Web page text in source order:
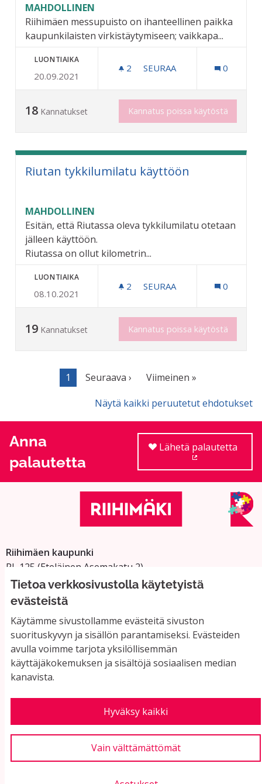
Tietoa verkkosivustolla käytetyistä
evästeistä
Käytämme sivustollamme evästeitä sivuston
suorituskyvyn ja sisällön parantamiseksi. Evästeiden
avulla voimme tarjota yksilöllisemmän
käyttäjäkokemuksen ja sisältöjä sosiaalisen median
kanavista.
Hyväksy kaikki
Vain välttämättömät
MAHDOLLINEN
Riihimäen messupuisto on ihanteellinen paikka
kaupunkilaisten virkistäytymiseen; vaikkapa...
LUONTIAIKA
20.09.2021
2 2 SEURAAJAA
SEURAA 0
18 Kannatukset Kannatus poissa käytöstä
Riutan tykkilumilatu käyttöön
MAHDOLLINEN
Esitän, että Riutassa oleva tykkilumilatu otetaan
jälleen käyttöön.
Riutassa on ollut kilometrin...
LUONTIAIKA
08.10.2021
2 2 SEURAAJAA
SEURAA 0
19 Kannatukset Kannatus poissa käytöstä
1 Seuraava ›
Viimeinen »
Näytä kaikki peruutetut ehdotukset
Anna
palautetta
Lähetä palautetta
Riihimäen kaupunki
PL 125 (Eteläinen Asemakatu 2)
11101 Riihimäki
Vaihde: 019 758 4000
Sähköpostiosoitteet:
etunimi.sukunimi@riihimaki.fi
Yhteystiedot ja usein kysyttyä
Käyttöehdot
Evästeasetukset